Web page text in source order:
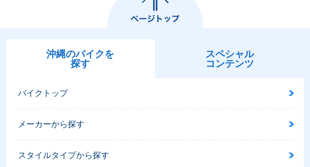
沖縄のバイクを
探す
スペシャル
コンテンツ
バイクトップ
メーカーから探す
スタイルタイプから探す